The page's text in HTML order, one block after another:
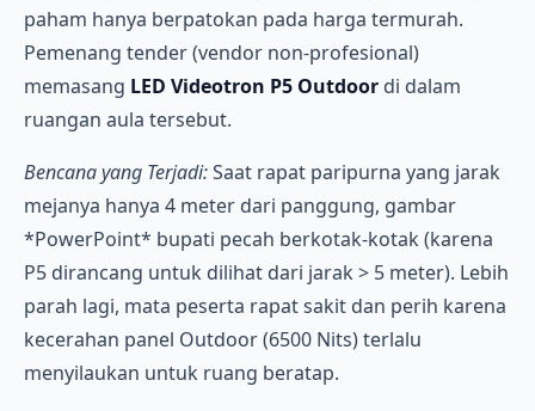
paham hanya berpatokan pada harga termurah.
Pemenang tender (vendor non-profesional)
memasang LED Videotron P5 Outdoor di dalam
ruangan aula tersebut.
Bencana yang Terjadi:Saat rapat paripurna yang jarak
mejanya hanya 4 meter dari panggung, gambar
*PowerPoint* bupati pecah berkotak-kotak (karena
P5 dirancang untuk dilihat dari jarak > 5 meter). Lebih
parah lagi, mata peserta rapat sakit dan perih karena
kecerahan panel Outdoor (6500 Nits) terlalu
menyilaukan untuk ruang beratap.